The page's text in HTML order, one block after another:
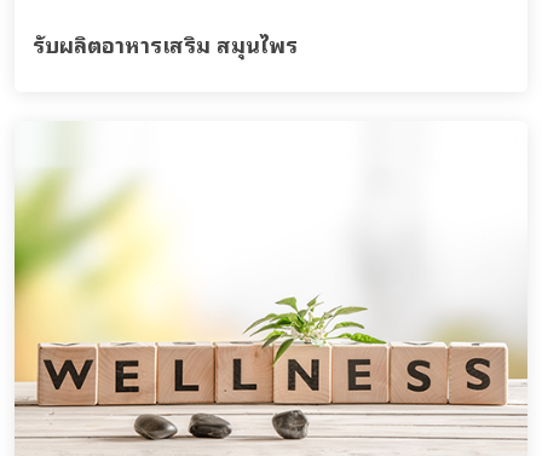
รับผลิตอาหารเสริม สมุนไพร